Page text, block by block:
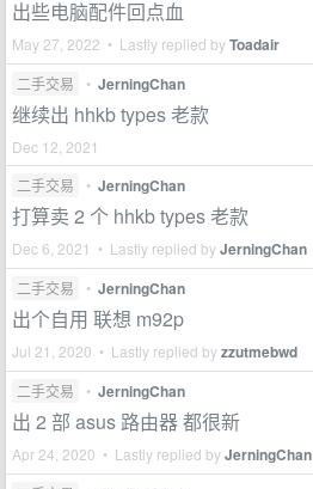
出些电脑配件回点血
May 27, 2022 • Lastly replied byToadair
二手交易 • JerningChan
继续出 hhkb types 老款
Dec 12, 2021
二手交易
• JerningChan
打算卖 2 个 hhkb types 老款
Dec 6, 2021 • Lastly replied byJerningChan
二手交易 • JerningChan
出个自用 联想 m92p
Jul 21, 2020 • Lastly replied byzzutmebwd
二手交易 • JerningChan
出 2 部 asus 路由器 都很新
Apr 24, 2020 • Lastly replied byJerningChan